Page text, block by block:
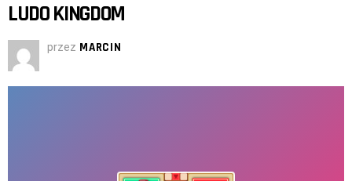
LUDO KINGDOM
przez MARCIN